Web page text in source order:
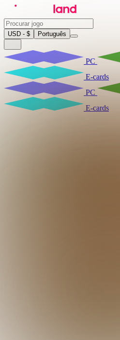
USD - $ Português
PC
E-cards
PC
E-cards